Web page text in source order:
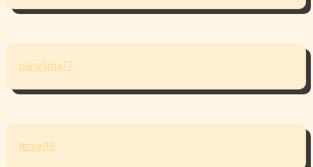
panglima77
timur99